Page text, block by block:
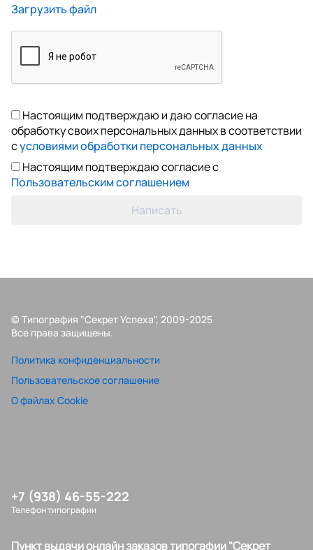
Загрузить файл
Настоящим подтверждаю и даю согласие на
обработку своих персональных данных в соответствии
сусловиями обработки персональных данных
Настоящим подтверждаю согласие с
Пользовательским соглашением
Написать
© Типография "Секрет Успеха", 2009-2025
Все права защищены.
Политика конфиденциальности
Пользовательское соглашение
О файлах Cookie
+7 (938) 46-55-222
Телефон типографии
Пункт выдачи онлайн заказов типогафии "Секрет